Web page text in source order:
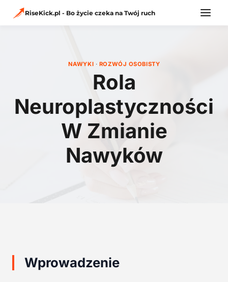
RiseKick.pl - Bo życie czeka na Twój ruch
NAWYKI · ROZWÓJ OSOBISTY
Rola
Neuroplastyczności
W Zmianie
Nawyków
Wprowadzenie